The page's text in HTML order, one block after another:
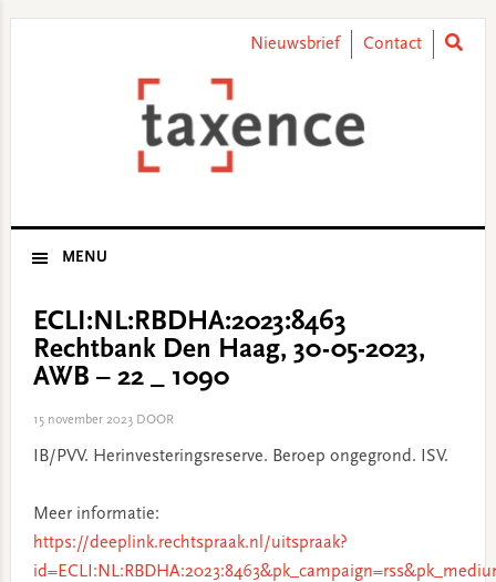
Nieuwsbrief Contact
MENU
ECLI:NL:RBDHA:2023:8463
Rechtbank Den Haag, 30-05-2023,
AWB – 22 _ 1090
15 november 2023DOOR
IB/PVV. Herinvesteringsreserve. Beroep ongegrond. ISV.
Meer informatie:
https://deeplink.rechtspraak.nl/uitspraak?